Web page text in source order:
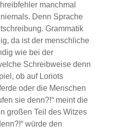
manchmal
Denn Sprache
Grammatik
da ist der menschliche
wie bei der
Schreibweise denn
ob auf Loriots
oder die Menschen
sie denn?!“ meint die
großen Teil des Witzes
würde den